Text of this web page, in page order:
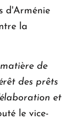
d'Arménie
la
de
des prêts
et
le vice-